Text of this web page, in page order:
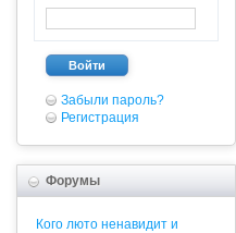
Войти
Забыли пароль?
Регистрация
Форумы
Кого люто ненавидит и